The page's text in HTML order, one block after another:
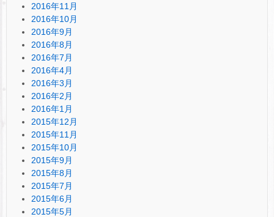
2016年11月
2016年10月
2016年9月
2016年8月
2016年7月
2016年4月
2016年3月
2016年2月
2016年1月
2015年12月
2015年11月
2015年10月
2015年9月
2015年8月
2015年7月
2015年6月
2015年5月